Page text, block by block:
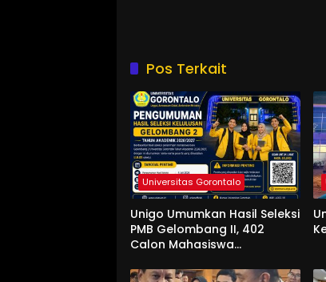
Pos Terkait
Universitas Gorontalo
Unigo Umumkan Hasil Seleksi
PMB Gelombang II, 402
Calon Mahasiswa